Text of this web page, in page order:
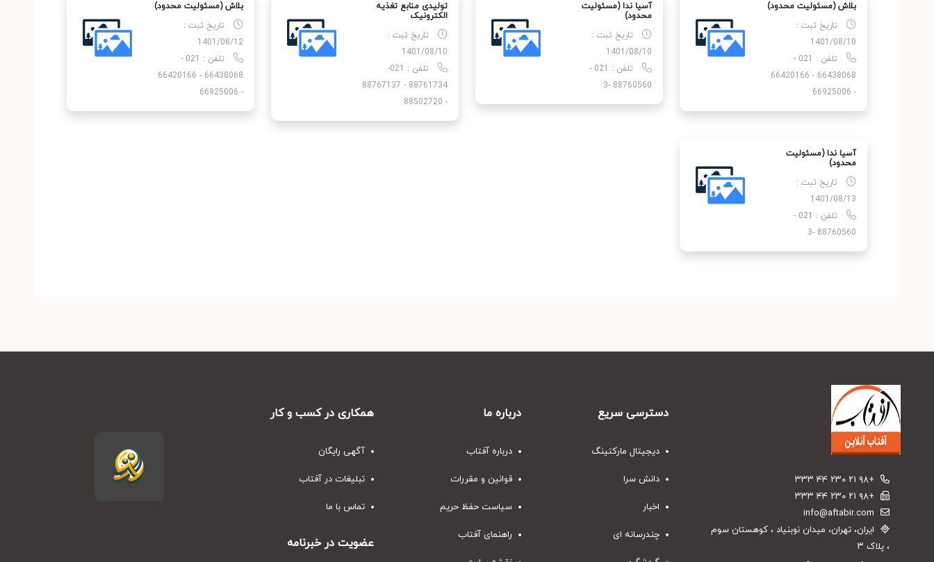
بلاش (مسئولیت محدود)
تاریخ ثبت :
1401/08/10
تلفن : 021 -
66438068 - 66420166
- 66925006
آسیا ندا (مسئولیت
محدود)
تاریخ ثبت :
1401/08/10
تلفن : 021 -
88760560 -3
تولیدی منابع تغذیه
الکترونیک
تاریخ ثبت :
1401/08/10
تلفن : 021-
88761734 - 88767137
- 88502720
بلاش (مسئولیت محدود)
تاریخ ثبت :
1401/08/12
تلفن : 021 -
66438068 - 66420166
- 66925006
آسیا ندا (مسئولیت
محدود)
تاریخ ثبت :
1401/08/13
تلفن : 021 -
88760560 -3
+۹۸ ۲۱ ۲۳۰ ۴۴ ۳۳۳
+۹۸ ۲۱ ۲۳۰ ۴۴ ۳۳۳
info@aftabir.com
ایران، تهران، میدان نوبنیاد ، کوهستان سوم
، پلاک ۳
دسترسی سریع
دیجیتال مارکتینگ
دانش سرا
اخبار
چندرسانه ای
درباره ما
درباره آفتاب
قوانین و مقررات
سیاست حفظ حریم
راهنمای آفتاب
همکاری در کسب و کار
آگهی رایگان
تبلیغات در آفتاب
تماس با ما
عضویت در خبرنامه